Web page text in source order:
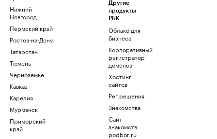
Нижний
Новгород
Пермский край
Ростов-на-Дону
Татарстан
Тюмень
Черноземье
Кавказ
Карелия
Мурманск
Приморский
край
Другие
продукты
РБК
Облако для
бизнеса
Корпоративный
регистратор
доменов
Хостинг
сайтов
Рег.решения
Знакомства
Сайт
знакомств
podbor.ru